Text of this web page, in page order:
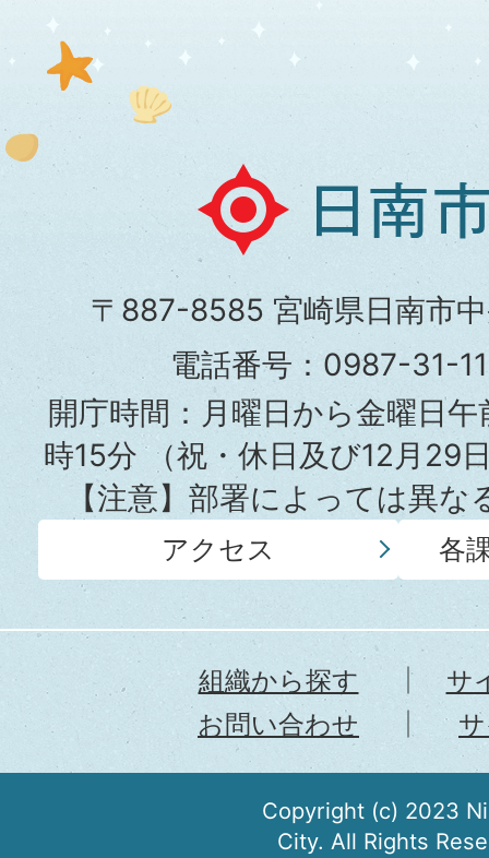
日
南
市
役
所
〒887-8585 宮崎県日南市
電話番号：0987-31-
開庁時間：月曜日から金曜日
時15分（祝・休日及び12月29
【注意】部署によっては異
アクセス 各
組織から探す
サ
お問い合わせ
Copyright (c) 2023
City. All Rights